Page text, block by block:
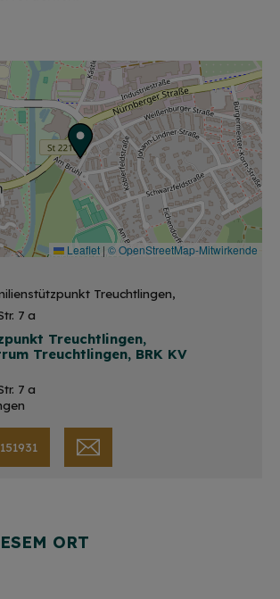
Leaflet | © OpenStreetMap-Mitwirkende
Treuchtlingen,
7 a
Treuchtlingen,
Treuchtlingen, BRK KV
7 a
ORT